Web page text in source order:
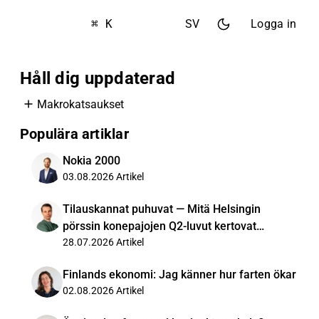
⌘ K SV Logga in
Håll dig uppdaterad
Makrokatsaukset
Populära artiklar
Nokia 2000
03.08.2026Artikel
Tilauskannat puhuvat — Mitä Helsingin
pörssin konepajojen Q2-luvut kertovat
kysynnästä?
28.07.2026Artikel
Finlands ekonomi: Jag känner hur farten ökar
02.08.2026Artikel